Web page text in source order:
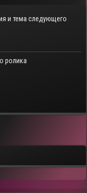
и тема следующего
ролика